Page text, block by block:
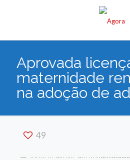
Aprovada
maternidade
na adoção de
49